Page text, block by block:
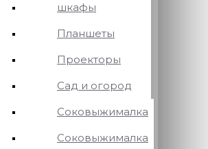
шкафы
Планшеты
Проекторы
Сад и огород
Соковыжималка
Соковыжималка